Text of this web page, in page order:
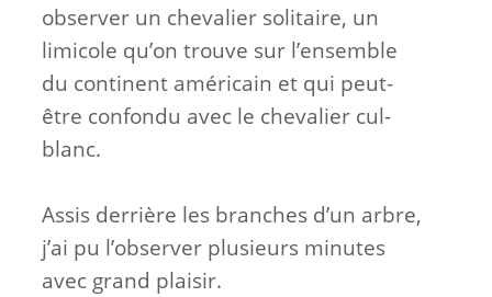
observer un chevalier solitaire, un
limicole qu’on trouve sur l’ensemble
du continent américain et qui peut-
être confondu avec le chevalier cul-
blanc.
Assis derrière les branches d’un arbre,
j’ai pu l’observer plusieurs minutes
avec grand plaisir.